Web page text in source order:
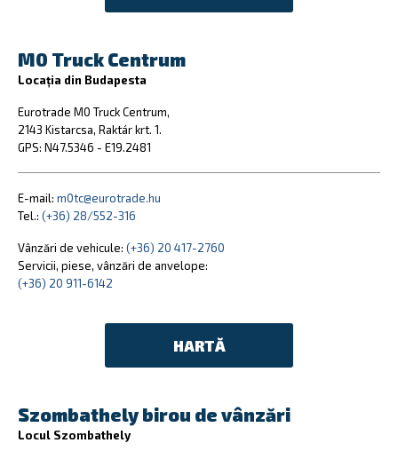
M0 Truck Centrum
Locația din Budapesta
Eurotrade M0 Truck Centrum,
2143 Kistarcsa, Raktár krt. 1.
GPS: N47.5346 - E19.2481
E-mail: m0tc@eurotrade.hu
Tel.: (+36) 28/552-316
Vânzări de vehicule: (+36) 20 417-2760
Servicii, piese, vânzări de anvelope:
(+36) 20 911-6142
HARTĂ
Szombathely birou de vânzări
Locul Szombathely